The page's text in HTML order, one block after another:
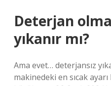
Deterjan
yıkanır mı?
Ama evet… deterjansız
makinedeki en sıcak